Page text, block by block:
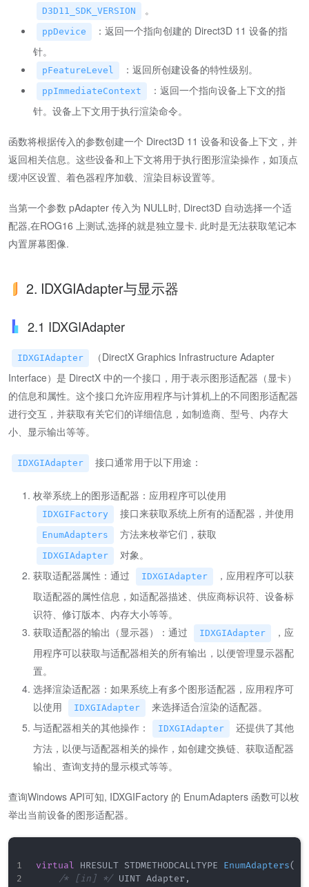
D3D11_SDK_VERSION 。
ppDevice
：返回一个指向创建的 Direct3D 11 设备的指
针。
pFeatureLevel ：返回所创建设备的特性级别。
ppImmediateContext
：返回一个指向设备上下文的指
针。设备上下文用于执行渲染命令。
函数将根据传入的参数创建一个 Direct3D 11 设备和设备上下文，并
返回相关信息。这些设备和上下文将用于执行图形渲染操作，如顶点
缓冲区设置、着色器程序加载、渲染目标设置等。
当第一个参数 pAdapter 传入为 NULL时, Direct3D 自动选择一个适
配器,在ROG16 上测试,选择的就是独立显卡. 此时是无法获取笔记本
内置屏幕图像.
2. IDXGIAdapter与显示器
2.1 IDXGIAdapter
IDXGIAdapter
（DirectX Graphics Infrastructure Adapter
Interface）是 DirectX 中的一个接口，用于表示图形适配器（显卡）
的信息和属性。这个接口允许应用程序与计算机上的不同图形适配器
进行交互，并获取有关它们的详细信息，如制造商、型号、内存大
小、显示输出等等。
IDXGIAdapter 接口通常用于以下用途：
枚举系统上的图形适配器：应用程序可以使用
IDXGIFactory 接口来获取系统上所有的适配器，并使用
EnumAdapters 方法来枚举它们，获取
IDXGIAdapter
对象。
获取适配器属性：通过
IDXGIAdapter
，应用程序可以获
取适配器的属性信息，如适配器描述、供应商标识符、设备标
识符、修订版本、内存大小等等。
获取适配器的输出（显示器）：通过
IDXGIAdapter
，应
用程序可以获取与适配器相关的所有输出，以便管理显示器配
置。
选择渲染适配器：如果系统上有多个图形适配器，应用程序可
以使用
IDXGIAdapter
来选择适合渲染的适配器。
与适配器相关的其他操作：
IDXGIAdapter
还提供了其他
方法，以便与适配器相关的操作，如创建交换链、获取适配器
输出、查询支持的显示模式等等。
查询Windows API可知, IDXGIFactory 的 EnumAdapters 函数可以枚
举出当前设备的图形适配器。
virtual HRESULT STDMETHODCALLTYPE EnumAdapters(
/* [in] */ UINT Adapter ,